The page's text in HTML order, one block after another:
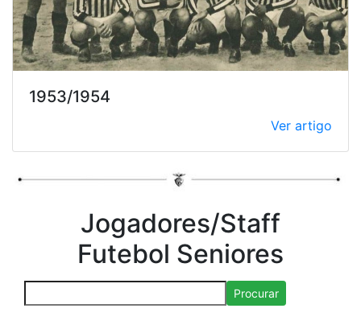
1953/1954
Ver artigo
Jogadores/Staff
Futebol Seniores
Procurar